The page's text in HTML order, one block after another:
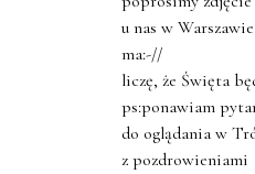
u nas w
ma:-//
liczę, że Święta
ps:ponawiam
do oglądania w
z pozdrowieniami